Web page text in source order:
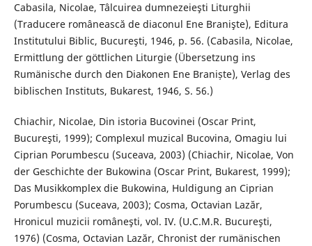
Cabasila, Nicolae, Tâlcuirea dumnezeieşti Liturghii
(Traducere românească de diaconul Ene Branişte), Editura
Institutului Biblic, Bucureşti, 1946, p. 56. (Cabasila, Nicolae,
Ermittlung der göttlichen Liturgie (Übersetzung ins
Rumänische durch den Diakonen Ene Braniște), Verlag des
biblischen Instituts, Bukarest, 1946, S. 56.)
Chiachir, Nicolae, Din istoria Bucovinei (Oscar Print,
Bucureşti, 1999); Complexul muzical Bucovina, Omagiu lui
Ciprian Porumbescu (Suceava, 2003) (Chiachir, Nicolae, Von
der Geschichte der Bukowina (Oscar Print, Bukarest, 1999);
Das Musikkomplex die Bukowina, Huldigung an Ciprian
Porumbescu (Suceava, 2003); Cosma, Octavian Lazăr,
Hronicul muzicii româneşti, vol. IV. (U.C.M.R. Bucureşti,
1976) (Cosma, Octavian Lazăr, Chronist der rumänischen